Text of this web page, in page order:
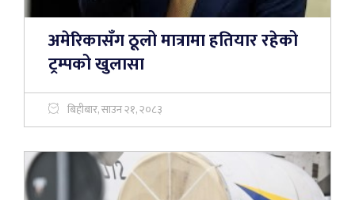
अमेरिकासँग ठूलो मात्रामा हतियार रहेको
ट्रम्पको खुलासा
बिहीबार, साउन २१, २०८३